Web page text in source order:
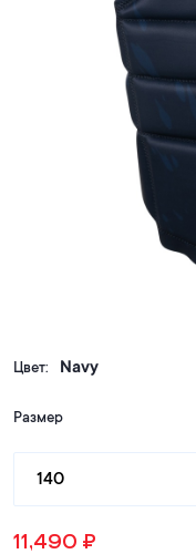
Цвет: Navy
Размер
140
11,490 ₽